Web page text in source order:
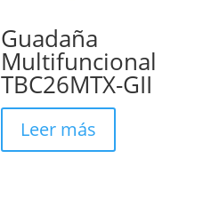
Guadaña
Multifuncional
TBC26MTX-GII
Leer más